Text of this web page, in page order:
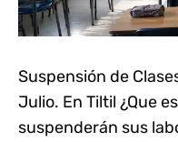
Suspensión de
Julio. En Tiltil ¿Que
suspenderán sus